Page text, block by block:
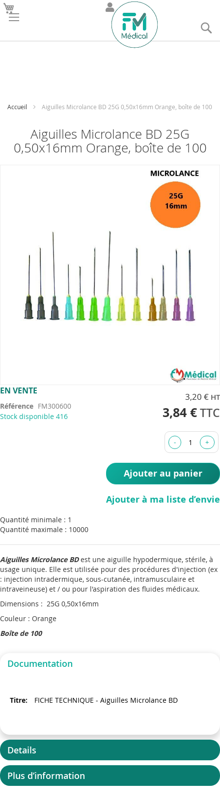
Accueil Aiguilles Microlance BD 25G 0,50x16mm Orange, boîte de 100
Aiguilles Microlance BD 25G
0,50x16mm Orange, boîte de 100
EN VENTE
Référence FM300600
Stock disponible 416
3,20 €
3,84 €
Ajouter au panier
Ajouter à ma liste d’envie
Quantité minimale : 1
Quantité maximale : 10000
Aiguilles Microlance BDest une aiguille hypodermique, stérile, à
usage unique. Elle est utilisée pour des procédures d'injection (ex
: injection intradermique, sous-cutanée, intramusculaire et
intraveineuse) et / ou pour l'aspiration des fluides médicaux.
Dimensions : 25G 0,50x16mm
Couleur : Orange
Boîte de 100
Skip
the
beginning
Documentation
FICHE TECHNIQUE - Aiguilles Microlance BD
Details
Plus d’information